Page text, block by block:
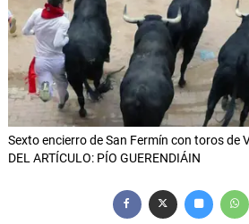
Sexto encierro de San Fermín con toros de
DEL ARTÍCULO: PÍO GUERENDIÁIN